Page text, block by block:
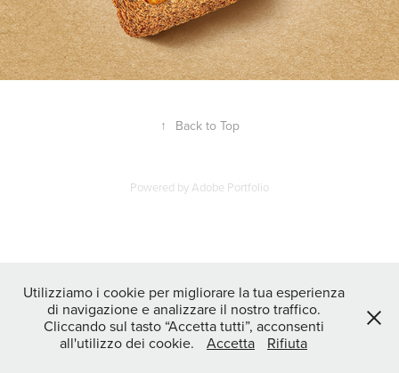
↑ Back to Top
Powered byAdobe Portfolio
Utilizziamo i cookie per migliorare la tua esperienza
di navigazione e analizzare il nostro traffico.
Cliccando sul tasto “Accetta tutti”, acconsenti
all'utilizzo dei cookie.
Accetta Rifiuta